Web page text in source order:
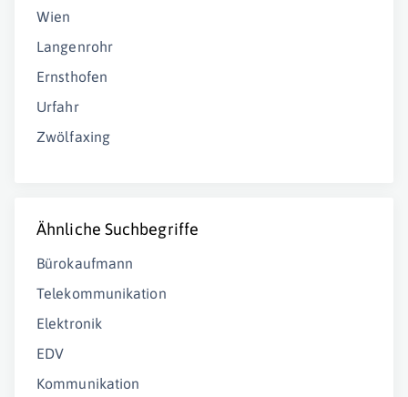
Wien
Langenrohr
Ernsthofen
Urfahr
Zwölfaxing
Ähnliche Suchbegriffe
Bürokaufmann
Telekommunikation
Elektronik
EDV
Kommunikation